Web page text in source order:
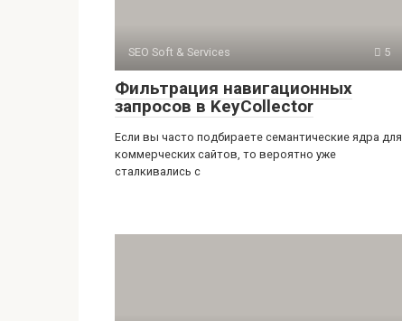
SEO Soft & Services 5
Фильтрация навигационных
запросов в KeyCollector
Если вы часто подбираете семантические ядра для
коммерческих сайтов, то вероятно уже
сталкивались с